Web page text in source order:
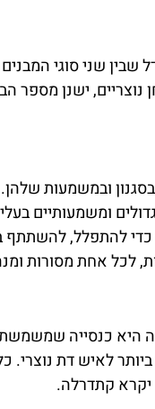
שני סוגי
ישנן מספר
בסגנון ובמשמעות
ומשמעותיים בעלי
להתפלל, להשתתף
לכל אחת מסורות
היא כנסייה
לאיש דת
יקרא קתדרלה.